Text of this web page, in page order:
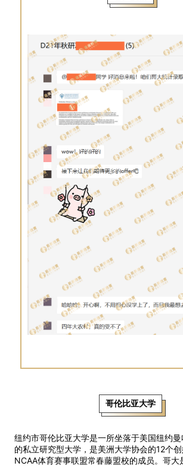
哥伦比亚大学
纽约市哥伦比亚大学是一所坐落于美国纽约
的私立研究型大学，是美洲大学协会的12个
NCAA体育赛事联盟常春藤盟校的成员。哥大